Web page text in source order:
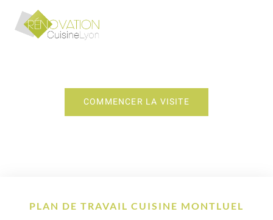
COMMENCER LA VISITE
PLAN DE TRAVAIL CUISINE MONTLUEL